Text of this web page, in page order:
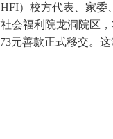
）校方代表、家委
会福利院龙洞院区
元善款正式移交。